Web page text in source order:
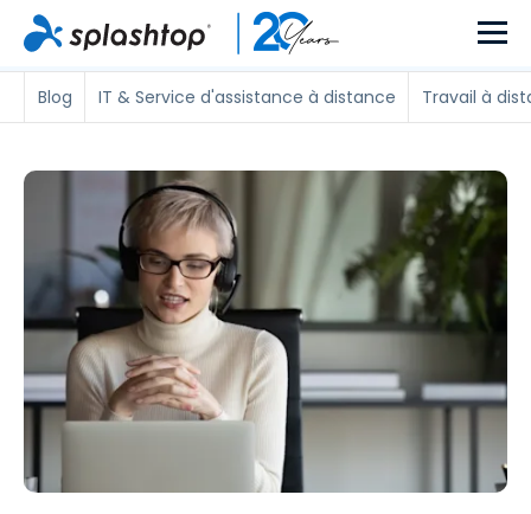
Blog IT & Service d'assistance à distance Travail à